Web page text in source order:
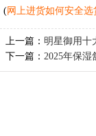
(网上进货如何安全
上一篇： 明星御用十
下一篇： 2025年保